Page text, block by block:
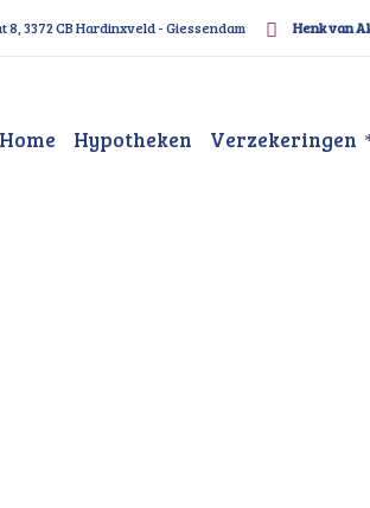
3372 CB Hardinxveld - Giessendam Henk van
Home Hypotheken Verzekeringen